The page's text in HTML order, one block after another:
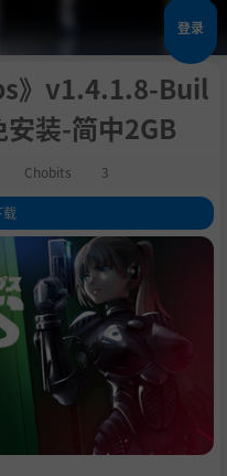
登录
》v1.4.1.8-Buil
装-简中2GB
Chobits 3
载